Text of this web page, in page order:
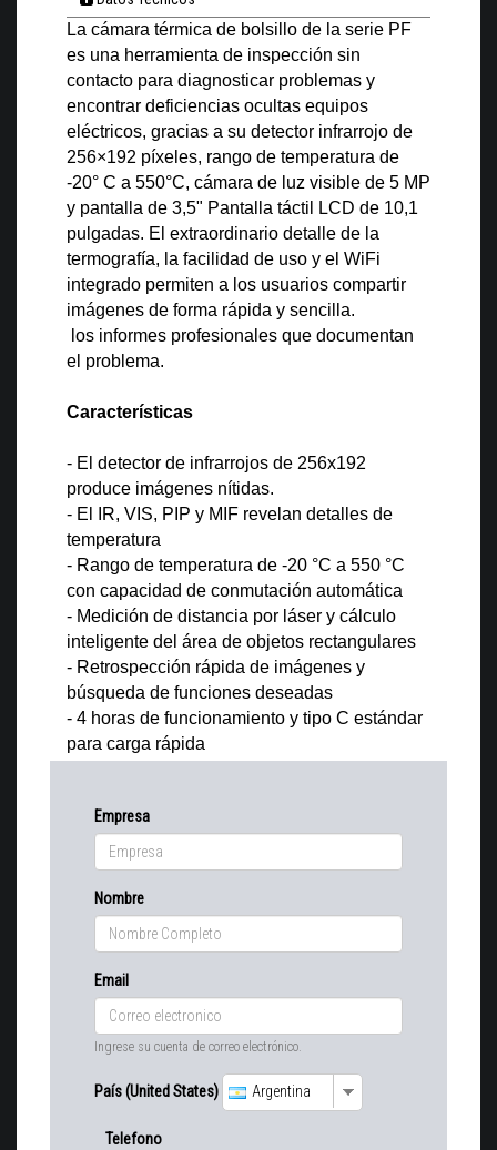
La cámara térmica de bolsillo de la serie PF
es una herramienta de inspección sin
contacto para diagnosticar problemas y
encontrar deficiencias ocultas equipos
eléctricos, gracias a su detector infrarrojo de
256×192 píxeles, rango de temperatura de
-20° C a 550°C, cámara de luz visible de 5 MP
y pantalla de 3,5" Pantalla táctil LCD de 10,1
pulgadas. El extraordinario detalle de la
termografía, la facilidad de uso y el WiFi
integrado permiten a los usuarios compartir
imágenes de forma rápida y sencilla.
los informes profesionales que documentan
el problema.
Características
- El detector de infrarrojos de 256x192
produce imágenes nítidas.
- El IR, VIS, PIP y MIF revelan detalles de
temperatura
- Rango de temperatura de -20 °C a 550 °C
con capacidad de conmutación automática
- Medición de distancia por láser y cálculo
inteligente del área de objetos rectangulares
- Retrospección rápida de imágenes y
búsqueda de funciones deseadas
- 4 horas de funcionamiento y tipo C estándar
para carga rápida
Empresa
Nombre
Email
Ingrese su cuenta de correo electrónico.
País (United States) Argentina
Telefono